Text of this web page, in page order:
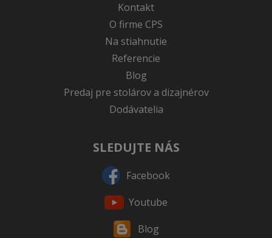
Kontakt
O firme CPS
Na stiahnutie
Referencie
Blog
Predaj pre stolárov a dizajnérov
Dodávatelia
SLEDUJTE NÁS
Facebook
Youtube
Blog